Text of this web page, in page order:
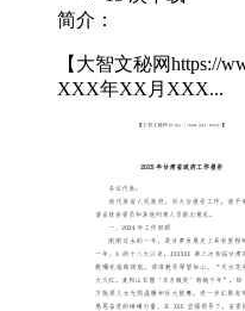
简介：
【大智文秘网https://
XXX年XX月XXX...